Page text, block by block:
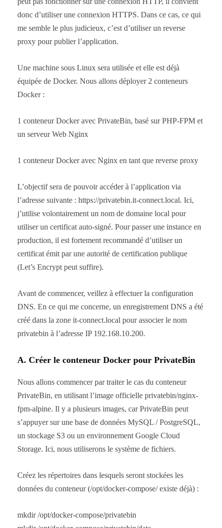
donc d’utiliser une connexion HTTPS. Dans ce cas, ce qui
me semble le plus judicieux, c’est d’utiliser un reverse
proxy pour publier l’application.
Une machine sous Linux sera utilisée et elle est déjà
équipée de Docker. Nous allons déployer 2 conteneurs
Docker :
1 conteneur Docker avec PrivateBin, basé sur PHP-FPM et
un serveur Web Nginx
1 conteneur Docker avec Nginx en tant que reverse proxy
L’objectif sera de pouvoir accéder à l’application via
l’adresse suivante : https://privatebin.it-connect.local. Ici,
j’utilise volontairement un nom de domaine local pour
utiliser un certificat auto-signé. Pour passer une instance en
production, il est fortement recommandé d’utiliser un
certificat émit par une autorité de certification publique
(Let’s Encrypt peut suffire).
Avant de commencer, veillez à effectuer la configuration
DNS. En ce qui me concerne, un enregistrement DNS a été
créé dans la zone it-connect.local pour associer le nom
privatebin à l’adresse IP 192.168.10.200.
A. Créer le conteneur Docker pour PrivateBin
Nous allons commencer par traiter le cas du conteneur
PrivateBin, en utilisant l’image officielle privatebin/nginx-
fpm-alpine. Il y a plusieurs images, car PrivateBin peut
s’appuyer sur une base de données MySQL / PostgreSQL,
un stockage S3 ou un environnement Google Cloud
Storage. Ici, nous utiliserons le système de fichiers.
Créez les répertoires dans lesquels seront stockées les
données du conteneur (/opt/docker-compose/ existe déjà) :
mkdir /opt/docker-compose/privatebin